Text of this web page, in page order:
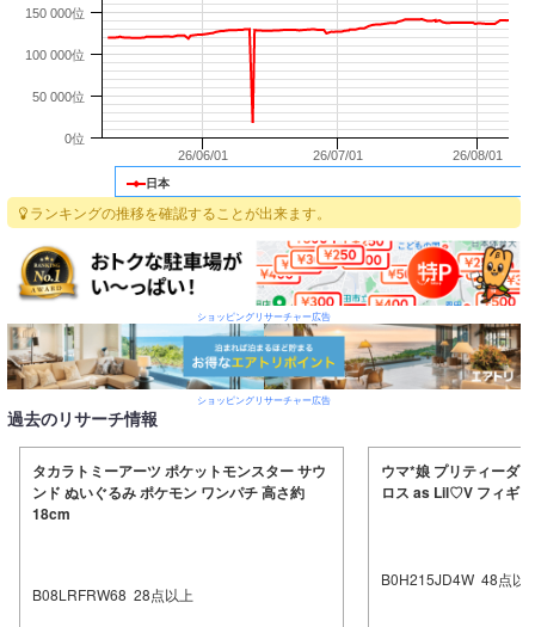
日本
26/06/01 26/07/01 26/08/01
0位
50 000位
100 000位
150 000位
ランキングの推移を確認することが出来ます。
ショッピングリサーチャー広告
ショッピングリサーチャー広告
過去のリサーチ情報
タカラトミーアーツ ポケットモンスター サウ
ンド ぬいぐるみ ポケモン ワンパチ 高さ約
18cm
B08LRFRW68 28点以上
ウマ*娘 プリティーダ
ロス as Lil♡V フィギ
B0H215JD4W 48点以